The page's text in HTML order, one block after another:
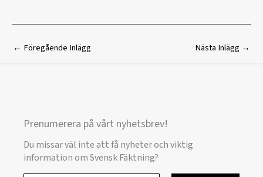
← Föregående Inlägg Nästa Inlägg →
Prenumerera på vårt nyhetsbrev!
Du missar väl inte att få nyheter och viktig
information om Svensk Fäktning?